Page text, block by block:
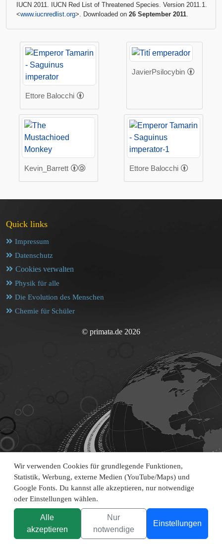
Wir verwenden Cookies für grundlegende Funktionen,
Statistik, Werbung, externe Medien (YouTube/Maps) und
Google Fonts. Du kannst alle akzeptieren, nur notwendige
oder Einstellungen wählen.
Alle
akzeptieren
Nur
notwendige
Einstellungen
IUCN 2011. IUCN Red List of Threatened Species. Version 2011.1.
<www.iucnredlist.org>. Downloaded on 26 September 2011.
Ettore Balocchi
JavierPsilocybin
Kevin_Barrett Ettore Balocchi
Quick links
Impressum
Datenschutz
Cookies verwalten
Physik für alle
Die Evolution des Menschen
Chemie für Schüler
© primata.de 2026